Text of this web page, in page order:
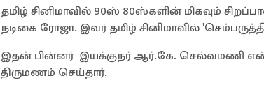
தமிழ் சினிமாவில் 90ஸ் 80ஸ்களின் மிகவும்
நடிகை ரோஜா. இவர் தமிழ் சினிமாவில்
இதன் பின்னர் இயக்குநர் ஆர்.கே. செல்வமணி
திருமணம் செய்தார்.